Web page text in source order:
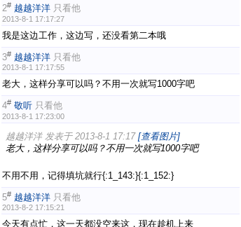
2# 越越洋洋 只看他
2013-8-1 17:17:27
我是这边工作，这边写，还没看第二本哦
3# 越越洋洋 只看他
2013-8-1 17:17:55
老大，这样分享可以吗？不用一次就写1000字吧
4# 敬听 只看他
2013-8-1 17:23:00
越越洋洋 发表于 2013-8-1 17:17 [查看图片]
老大，这样分享可以吗？不用一次就写1000字吧
不用不用，记得填坑就行{:1_143:}{:1_152:}
5# 越越洋洋 只看他
2013-8-2 17:15:21
今天有点忙，这一天都没空来这，现在趁机上来